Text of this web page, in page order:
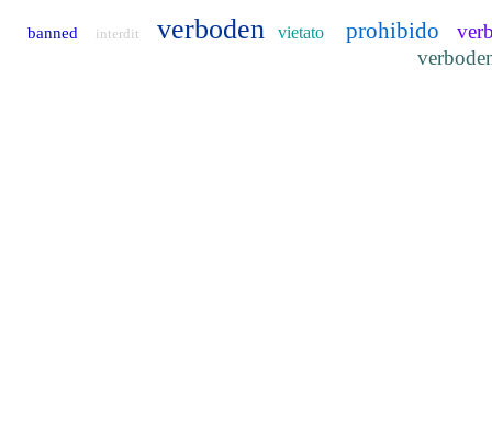
banned interdit verboden vietato prohibido